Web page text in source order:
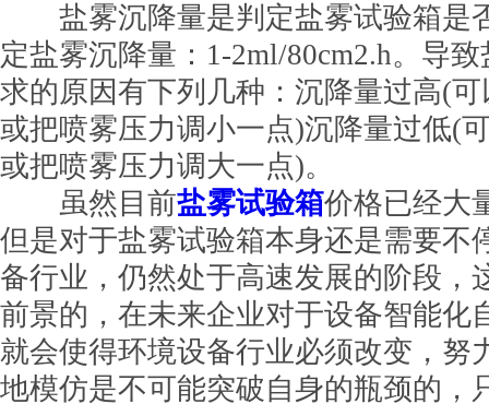
盐雾沉降量是判定盐雾试验箱是
定盐雾沉降量：1-2ml/80cm2.h。导
求的原因有下列几种：沉降量过高(
或把喷雾压力调小一点)沉降量过低(
或把喷雾压力调大一点)。
虽然目前盐雾试验箱价格已经大
但是对于盐雾试验箱本身还是需要不
备行业，仍然处于高速发展的阶段，
前景的，在未来企业对于设备智能化
就会使得环境设备行业必须改变，努
地模仿是不可能突破自身的瓶颈的，